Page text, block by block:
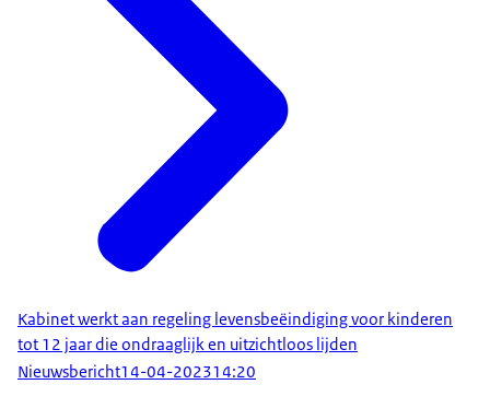
Kabinet werkt aan regeling levensbeëindiging voor kinderen
tot 12 jaar die ondraaglijk en uitzichtloos lijden
Nieuwsbericht14-04-202314:20